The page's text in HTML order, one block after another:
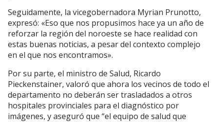
Seguidamente, la vicegobernadora Myrian Prunotto,
expresó: «Eso que nos propusimos hace ya un año de
reforzar la región del noroeste se hace realidad con
estas buenas noticias, a pesar del contexto complejo
en el que nos encontramos».
Por su parte, el ministro de Salud, Ricardo
Pieckenstainer, valoró que ahora los vecinos de todo el
departamento no deberán ser trasladados a otros
hospitales provinciales para el diagnóstico por
imágenes, y aseguró que “el equipo de salud que